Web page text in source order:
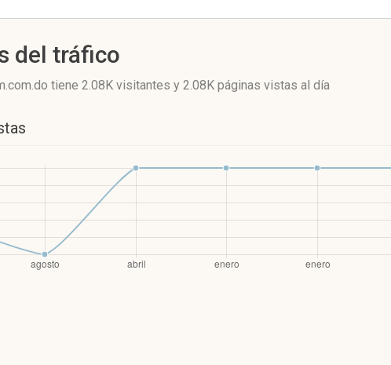
del tráfico
tiene 2.08K visitantes y 2.08K páginas vistas al día